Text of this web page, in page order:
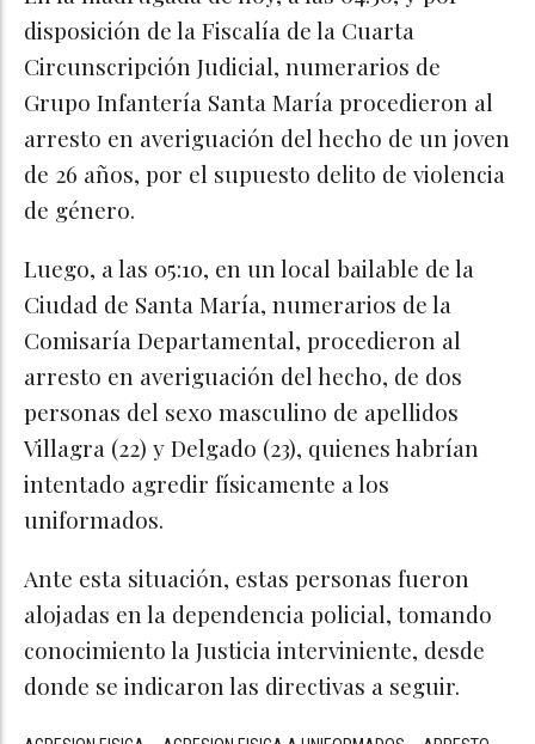
disposición de la Fiscalía de la Cuarta
Circunscripción Judicial, numerarios de
Grupo Infantería Santa María procedieron al
arresto en averiguación del hecho de un joven
de 26 años, por el supuesto delito de violencia
de género.
Luego, a las 05:10, en un local bailable de la
Ciudad de Santa María, numerarios de la
Comisaría Departamental, procedieron al
arresto en averiguación del hecho, de dos
personas del sexo masculino de apellidos
Villagra (22) y Delgado (23), quienes habrían
intentado agredir físicamente a los
uniformados.
Ante esta situación, estas personas fueron
alojadas en la dependencia policial, tomando
conocimiento la Justicia interviniente, desde
donde se indicaron las directivas a seguir.